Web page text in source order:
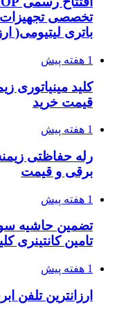
تخصصی تجهیزات
باتری لیتیومی(
1 هفته پیش
قیمت خرید
1 هفته پیش
رله حفاظتی
برقی و قیمت
1 هفته پیش
تضمین حاشیه
تامین کانتینری
1 هفته پیش
ارزانترین